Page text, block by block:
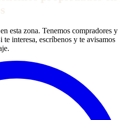
esta zona. Tenemos compradores y
te interesa, escríbenos y te avisamos